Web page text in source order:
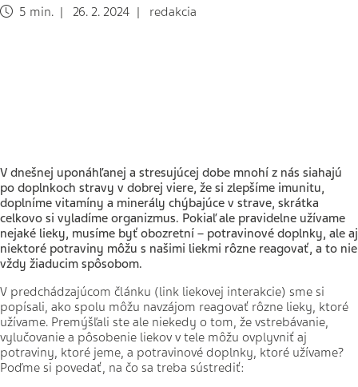
5 min. | 26. 2. 2024 | redakcia
V dnešnej uponáhľanej a stresujúcej dobe mnohí z nás siahajú
po doplnkoch stravy v dobrej viere, že si zlepšíme imunitu,
doplníme vitamíny a minerály chýbajúce v strave, skrátka
celkovo si vyladíme organizmus. Pokiaľ ale pravidelne užívame
nejaké lieky, musíme byť obozretní – potravinové doplnky, ale aj
niektoré potraviny môžu s našimi liekmi rôzne reagovať, a to nie
vždy žiaducim spôsobom.
V predchádzajúcom článku (link liekovej interakcie) sme si
popísali, ako spolu môžu navzájom reagovať rôzne lieky, ktoré
užívame. Premýšľali ste ale niekedy o tom, že vstrebávanie,
vylučovanie a pôsobenie liekov v tele môžu ovplyvniť aj
potraviny, ktoré jeme, a potravinové doplnky, ktoré užívame?
Poďme si povedať, na čo sa treba sústrediť: